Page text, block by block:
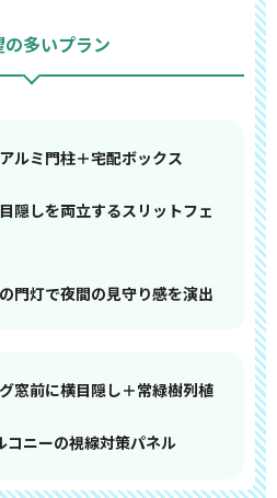
の多いプラン
ルミ門柱＋宅配ボックス
隠しを両立するスリットフェ
門灯で夜間の見守り感を演出
窓前に横目隠し＋常緑樹列植
コニーの視線対策パネル